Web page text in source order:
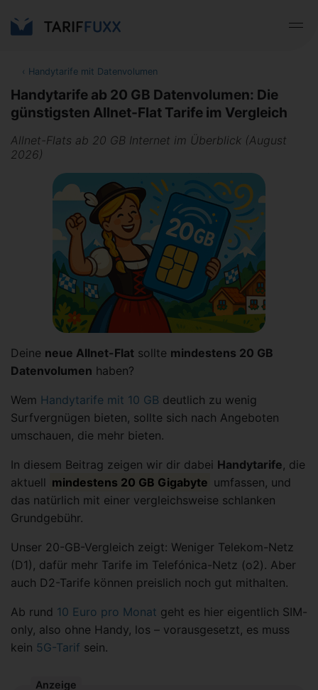
‹ Handytarife mit Datenvolumen
Handytarife ab 20 GB Datenvolumen: Die
günstigsten Allnet-Flat Tarife im Vergleich
Allnet-Flats ab 20 GB Internet im Überblick (August
2026)
Deine neue Allnet-Flat sollte mindestens 20 GB
Datenvolumen haben?
Wem Handytarife mit 10 GB deutlich zu wenig
Surfvergnügen bieten, sollte sich nach Angeboten
umschauen, die mehr bieten.
In diesem Beitrag zeigen wir dir dabei Handytarife, die
aktuell mindestens 20 GB Gigabyte umfassen, und
das natürlich mit einer vergleichsweise schlanken
Grundgebühr.
Unser 20-GB-Vergleich zeigt: Weniger Telekom-Netz
(D1), dafür mehr Tarife im Telefónica-Netz (o2). Aber
auch D2-Tarife können preislich noch gut mithalten.
Ab rund 10 Euro pro Monat geht es hier eigentlich SIM-
only, also ohne Handy, los – vorausgesetzt, es muss
kein 5G-Tarif sein.
Anzeige